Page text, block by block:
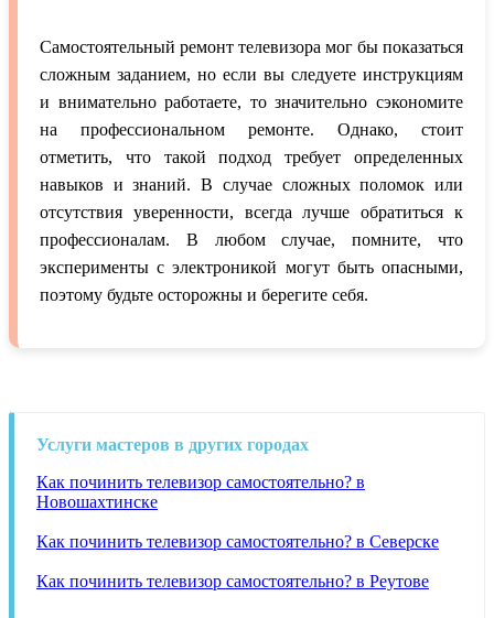
Самостоятельный ремонт телевизора мог бы показаться
сложным заданием, но если вы следуете инструкциям
и внимательно работаете, то значительно сэкономите
на профессиональном ремонте. Однако, стоит
отметить, что такой подход требует определенных
навыков и знаний. В случае сложных поломок или
отсутствия уверенности, всегда лучше обратиться к
профессионалам. В любом случае, помните, что
эксперименты с электроникой могут быть опасными,
поэтому будьте осторожны и берегите себя.
Услуги мастеров в других городах
Как починить телевизор самостоятельно? в
Новошахтинске
Как починить телевизор самостоятельно? в Северске
Как починить телевизор самостоятельно? в Реутове